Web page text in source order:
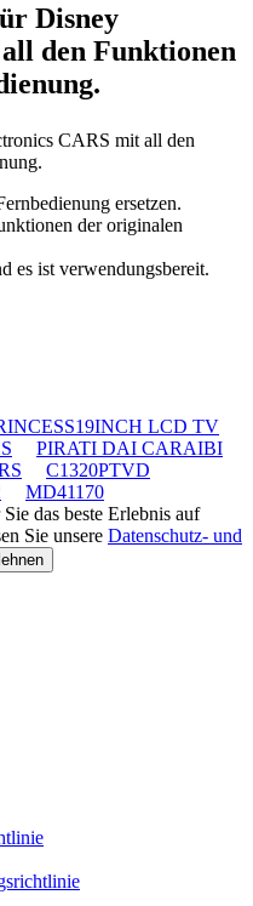
Disney
den Funktionen
CARS mit all den
ersetzen.
der originalen
es ist verwendungsbereit.
LCD TV
PIRATI DAI CARAIBI
C1320PTVD
MD41170
das beste Erlebnis auf
Sie unsere Datenschutz- und